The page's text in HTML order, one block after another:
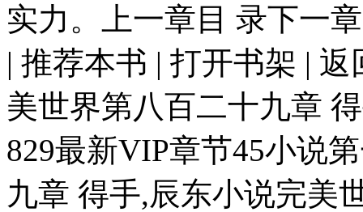
实力。上一章目 录下一
| 推荐本书 | 打开书架 |
美世界第八百二十九章
829最新VIP章节45小说
九章 得手,辰东小说完美